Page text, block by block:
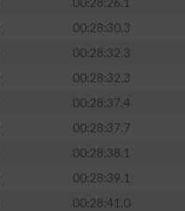
00:28:30.3
00:28:32.3
00:28:32.3
00:28:37.4
00:28:37.7
00:28:38.1
00:28:39.1
00:28:41.0